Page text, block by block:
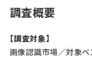
調査概要
【調査対象】
画像認識市場／対象